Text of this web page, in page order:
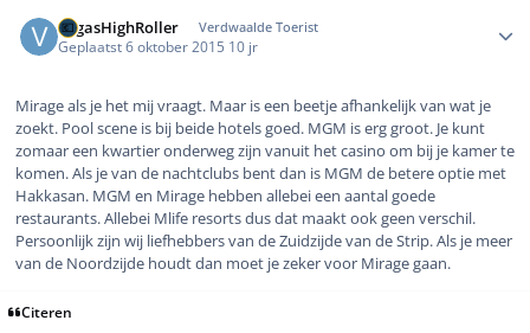
VegasHighRoller Verdwaalde Toerist
Geplaatst6 oktober 2015 10 jr
Mirage als je het mij vraagt. Maar is een beetje afhankelijk van wat je
zoekt. Pool scene is bij beide hotels goed. MGM is erg groot. Je kunt
zomaar een kwartier onderweg zijn vanuit het casino om bij je kamer te
komen. Als je van de nachtclubs bent dan is MGM de betere optie met
Hakkasan. MGM en Mirage hebben allebei een aantal goede
restaurants. Allebei Mlife resorts dus dat maakt ook geen verschil.
Persoonlijk zijn wij liefhebbers van de Zuidzijde van de Strip. Als je meer
van de Noordzijde houdt dan moet je zeker voor Mirage gaan.
Citeren